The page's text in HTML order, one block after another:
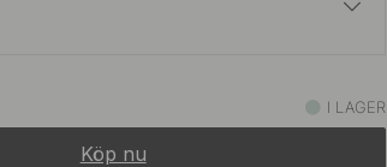
I lager
I LAGER
Köp nu